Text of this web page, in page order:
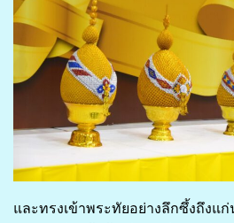
และทรงเข้าพระทัยอย่างลึกซึ้งถึงแ